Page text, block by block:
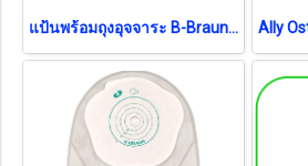
แป้นพร้อมถุงอุจจาระ B-Braun Proxima 10-70 มม. (1 ชิ้น)